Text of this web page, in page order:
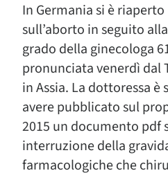
In Germania si è
sull’aborto in seguito
grado della ginecologa
pronunciata venerdì dal
in Assia. La dottoressa
avere pubblicato sul
2015 un documento pdf
interruzione della
farmacologiche che